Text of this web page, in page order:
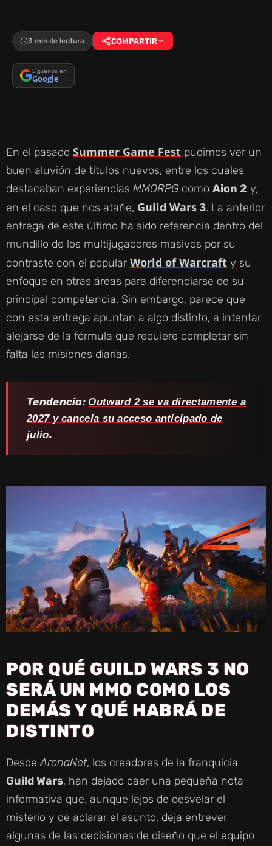
3 min de lectura COMPARTIR
Síguenos en
Google
En el pasado Summer Game Fest pudimos ver un
buen aluvión de títulos nuevos, entre los cuales
destacaban experiencias MMORPG como Aion 2 y,
en el caso que nos atañe, Guild Wars 3. La anterior
entrega de este último ha sido referencia dentro del
mundillo de los multijugadores masivos por su
contraste con el popular World of Warcraft y su
enfoque en otras áreas para diferenciarse de su
principal competencia. Sin embargo, parece que
con esta entrega apuntan a algo distinto, a intentar
alejarse de la fórmula que requiere completar sin
falta las misiones diarias.
Tendencia:Outward 2 se va directamente a
2027 y cancela su acceso anticipado de
julio.
POR QUÉ GUILD WARS 3 NO
SERÁ UN MMO COMO LOS
DEMÁS Y QUÉ HABRÁ DE
DISTINTO
DesdeArenaNet, los creadores de la franquicia
Guild Wars, han dejado caer una pequeña nota
informativa que, aunque lejos de desvelar el
misterio y de aclarar el asunto, deja entrever
algunas de las decisiones de diseño que el equipo